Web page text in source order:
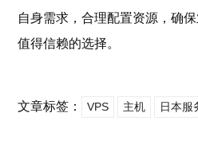
自身需求，合理配置资源，确
值得信赖的选择。
文章标签： VPS 主机 日本服